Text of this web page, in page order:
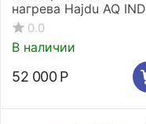
нагрева Hajdu AQ IND
SCE 150
0.0
В наличии
52 000 Р